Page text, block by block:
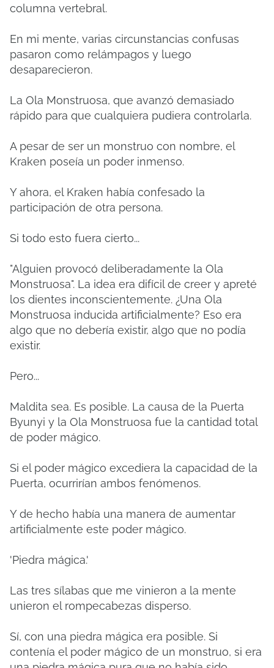
columna vertebral.
En mi mente, varias circunstancias confusas
pasaron como relámpagos y luego
desaparecieron.
La Ola Monstruosa, que avanzó demasiado
rápido para que cualquiera pudiera controlarla.
A pesar de ser un monstruo con nombre, el
Kraken poseía un poder inmenso.
Y ahora, el Kraken había confesado la
participación de otra persona.
Si todo esto fuera cierto...
"Alguien provocó deliberadamente la Ola
Monstruosa". La idea era difícil de creer y apreté
los dientes inconscientemente. ¿Una Ola
Monstruosa inducida artificialmente? Eso era
algo que no debería existir, algo que no podía
existir.
Pero...
Maldita sea. Es posible. La causa de la Puerta
Byunyi y la Ola Monstruosa fue la cantidad total
de poder mágico.
Si el poder mágico excediera la capacidad de la
Puerta, ocurrirían ambos fenómenos.
Y de hecho había una manera de aumentar
artificialmente este poder mágico.
'Piedra mágica.'
Las tres sílabas que me vinieron a la mente
unieron el rompecabezas disperso.
Sí, con una piedra mágica era posible. Si
contenía el poder mágico de un monstruo, si era